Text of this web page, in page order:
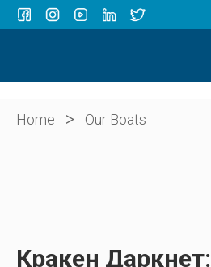
OUR BOATS
ABOUT US
Home > Our Boats
Кракен Даркнет: